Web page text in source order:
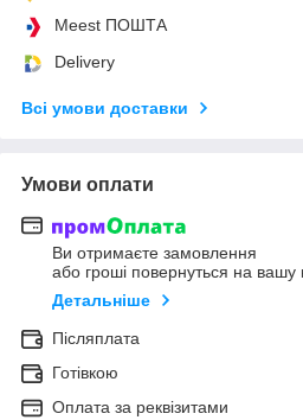
Meest ПОШТА
Delivery
Всі умови доставки
Умови оплати
Ви отримаєте замовлення
або гроші повернуться на вашу
Детальніше
Післяплата
Готівкою
Оплата за реквізитами